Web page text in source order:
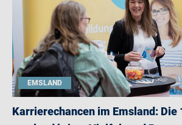
EMSLAND
Karrierechancen im Emsland: Die